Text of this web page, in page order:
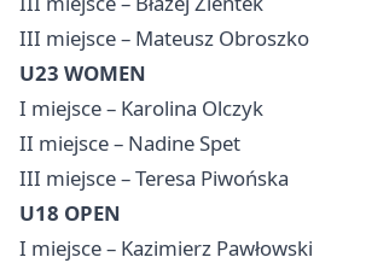
III miejsce – Mateusz Obroszko
U23 WOMEN
I miejsce – Karolina Olczyk
II miejsce – Nadine Spet
III miejsce – Teresa Piwońska
U18 OPEN
I miejsce – Kazimierz Pawłowski